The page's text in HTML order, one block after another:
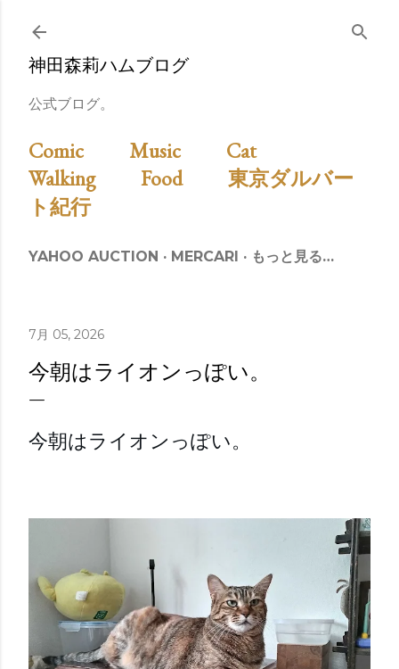
スキップしてメイン コンテンツに移動
神田森莉ハムブログ
公式ブログ。
Comic Music
Cat
Walking
Food
東京ダルバー
ト紀行
YAHOO AUCTION MERCARI もっと見る…
7月 05, 2026
今朝はライオンっぽい。
今朝はライオンっぽい。